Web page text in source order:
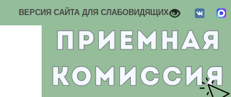
ВЕРСИЯ САЙТА ДЛЯ СЛАБОВИДЯЩИХ